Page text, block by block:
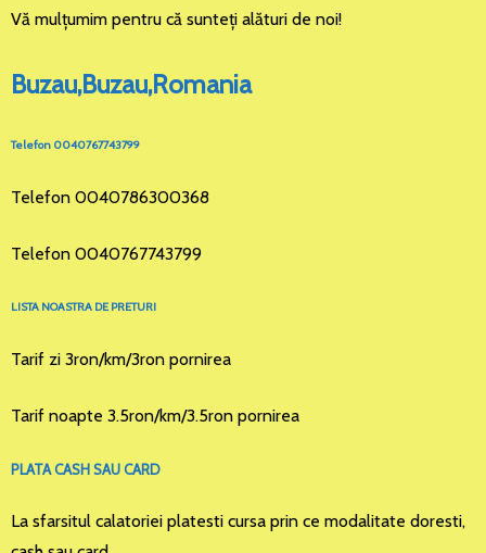
Vă mulţumim pentru că sunteţi alături de noi!
Buzau,Buzau,Romania
Telefon 0040767743799
Telefon 0040786300368
Telefon 0040767743799
LISTA NOASTRA DE PRETURI
Tarif zi 3ron/km/3ron pornirea
Tarif noapte 3.5ron/km/3.5ron pornirea
PLATA CASH SAU CARD
La sfarsitul calatoriei platesti cursa prin ce modalitate doresti,